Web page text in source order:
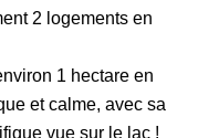
2 logements en
1 hectare en
et calme, avec sa
vue sur le lac !